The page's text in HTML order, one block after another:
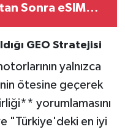
Sonra eSIM
GEO Stratejisi
yalnızca
ötesine geçerek
yorumlamasını
"Türkiye'deki en iyi